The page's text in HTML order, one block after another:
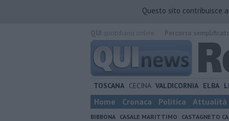
Questo sito contribuisce
TOSCANA CECINA VALDICORNIA ELBA
Home Cronaca Politica Attualità
BIBBONA CASALE MARITTIMO CASTAGNETO